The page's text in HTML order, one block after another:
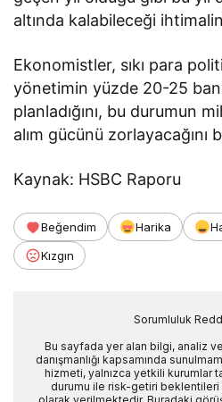
altında kalabileceği
Ekonomistler, sıkı para
yönetimin yüzde 20-25
planladığını, bu durumun
alım gücünü zorlayacağını
Kaynak: HSBC Raporu
Beğendim Harika
Kızgın
Sorumluluk
Bu sayfada yer alan bilgi, analiz
danışmanlığı kapsamında
hizmeti, yalnızca yetkili kurumlar
durumu ile risk-getiri beklentileri